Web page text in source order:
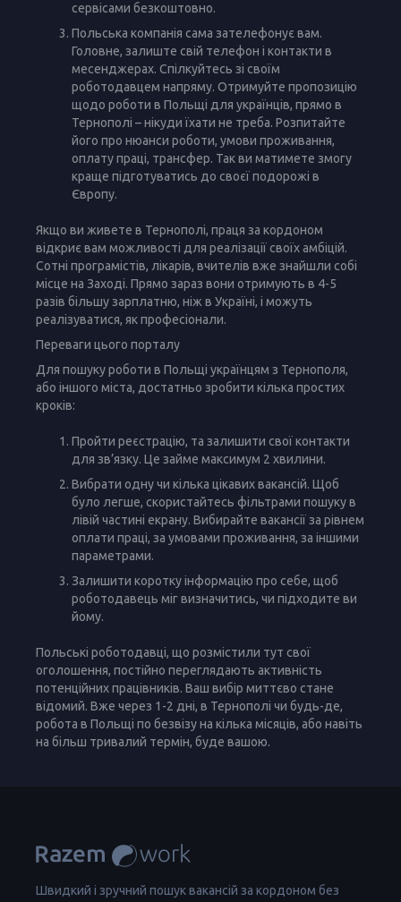
сервісами безкоштовно.
Польська компанія сама зателефонує вам.
Головне, залиште свій телефон і контакти в
месенджерах. Спілкуйтесь зі своїм
роботодавцем напряму. Отримуйте пропозицію
щодо роботи в Польщі для українців, прямо в
Тернополі – нікуди їхати не треба. Розпитайте
його про нюанси роботи, умови проживання,
оплату праці, трансфер. Так ви матимете змогу
краще підготуватись до своєї подорожі в
Європу.
Якщо ви живете в Тернополі, праця за кордоном
відкриє вам можливості для реалізації своїх амбіцій.
Сотні програмістів, лікарів, вчителів вже знайшли собі
місце на Заході. Прямо зараз вони отримують в 4-5
разів більшу зарплатню, ніж в Україні, і можуть
реалізуватися, як професіонали.
Переваги цього порталу
Для пошуку роботи в Польщі українцям з Тернополя,
або іншого міста, достатньо зробити кілька простих
кроків:
Пройти реєстрацію, та залишити свої контакти
для зв’язку. Це займе максимум 2 хвилини.
Вибрати одну чи кілька цікавих вакансій. Щоб
було легше, скористайтесь фільтрами пошуку в
лівій частині екрану. Вибирайте вакансії за рівнем
оплати праці, за умовами проживання, за іншими
параметрами.
Залишити коротку інформацію про себе, щоб
роботодавець міг визначитись, чи підходите ви
йому.
Польські роботодавці, що розмістили тут свої
оголошення, постійно переглядають активність
потенційних працівників. Ваш вибір миттєво стане
відомий. Вже через 1-2 дні, в Тернополі чи будь-де,
робота в Польщі по безвізу на кілька місяців, або навіть
на більш тривалий термін, буде вашою.
Швидкий і зручний пошук вакансій за кордоном без